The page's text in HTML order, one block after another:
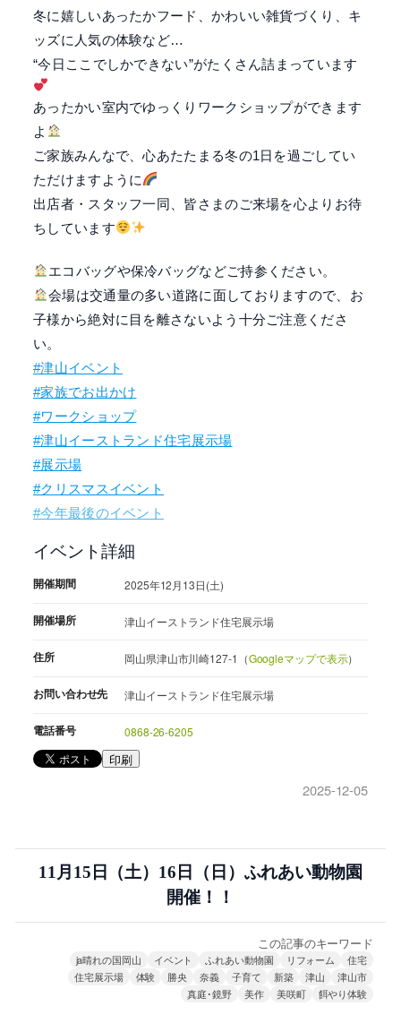
冬に嬉しいあったかフード、かわいい雑貨づくり、キ
ッズに人気の体験など…
“今日ここでしかできない”がたくさん詰まっています
あったかい室内でゆっくりワークショップができます
よ
ご家族みんなで、心あたたまる冬の1日を過ごしてい
ただけますように
出店者・スタッフ一同、皆さまのご来場を心よりお待
ちしています
エコバッグや保冷バッグなどご持参ください。
会場は交通量の多い道路に面しておりますので、お
子様から絶対に目を離さないよう十分ご注意くださ
い。
#津山イベント
#家族でお出かけ
#ワークショップ
#津山イーストランド住宅展示場
#展示場
#クリスマスイベント
#今年最後のイベント
イベント詳細
開催期間 2025年12月13日(土)
開催場所 津山イーストランド住宅展示場
住所 岡山県津山市川崎127-1（Googleマップで表示）
お問い合わせ先 津山イーストランド住宅展示場
電話番号 0868-26-6205
印刷
2025-12-05
11月15日（土）16日（日）ふれあい動物園
開催！！
この記事のキーワード
ja晴れの国岡山 イベント ふれあい動物園 リフォーム
住宅
住宅展示場
体験 勝央 奈義 子育て 新築 津山
津山市
真庭･鏡野
美作 美咲町 餌やり体験